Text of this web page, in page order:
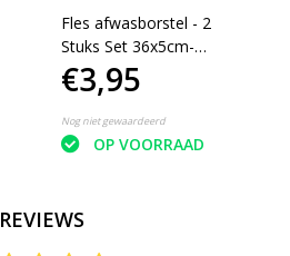
Fles afwasborstel - 2
Stuks Set 36x5cm-
Flessenborstel - Babyfles
afwasborstel -
Drinkflesborstel -
Glazenborstel
€3,95
Nog niet gewaardeerd
OP VOORRAAD
REVIEWS